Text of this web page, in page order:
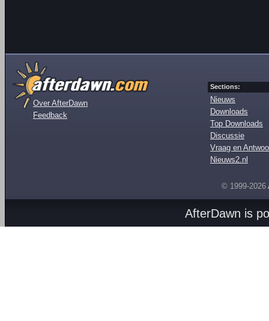
Over AfterDawn
Feedback
Sections:
Nieuws
Downloads
Top Downloads
Discussie
Vraag en
Nieuws2.nl
© 1999-2026
AfterDawn is